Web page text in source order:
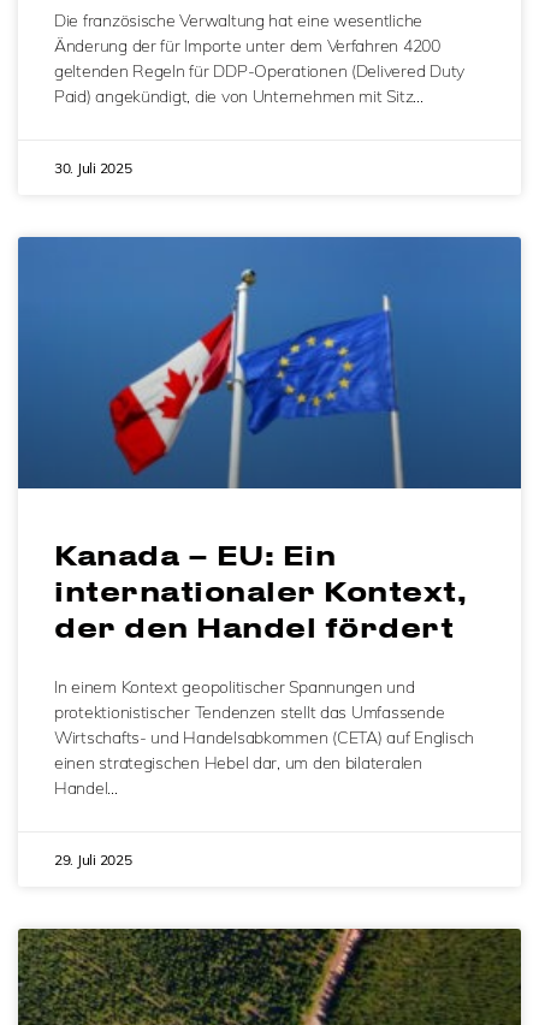
Die französische Verwaltung hat eine wesentliche
Änderung der für Importe unter dem Verfahren 4200
geltenden Regeln für DDP-Operationen (Delivered Duty
Paid) angekündigt, die von Unternehmen mit Sitz…
30. Juli 2025
Kanada – EU: Ein
internationaler Kontext,
der den Handel fördert
In einem Kontext geopolitischer Spannungen und
protektionistischer Tendenzen stellt das Umfassende
Wirtschafts- und Handelsabkommen (CETA) auf Englisch
einen strategischen Hebel dar, um den bilateralen
Handel…
29. Juli 2025